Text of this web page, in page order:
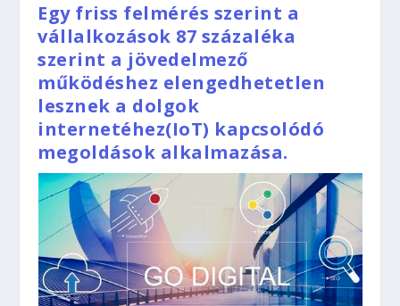
Egy friss felmérés szerint a
vállalkozások 87 százaléka
szerint a jövedelmező
működéshez elengedhetetlen
lesznek a dolgok
internetéhez(IoT) kapcsolódó
megoldások alkalmazása.